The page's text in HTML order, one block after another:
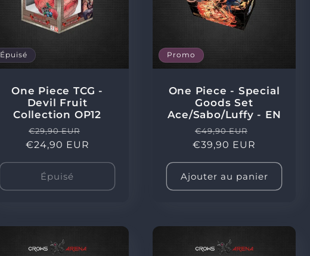
Épuisé
One Piece TCG -
Devil Fruit
Collection OP12
Prix
habituel
€29,90 EUR
promotionnel
€24,90 EUR
Épuisé
Promo
One Piece - Special
Goods Set
Ace/Sabo/Luffy - EN
Prix
habituel
€49,90 EUR
€39,90 EUR
Ajouter au panier